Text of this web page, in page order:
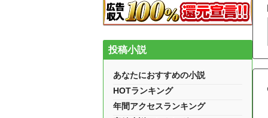
投稿小説
あなたにおすすめの小説
HOTランキング
年間アクセスランキング